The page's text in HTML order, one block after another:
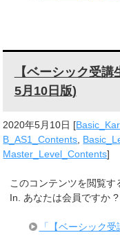
【ベーシック受
5月10日版)
2020年5月10日 [
B_AS1_Contents
Master_Level_Contents]
このコンテンツを閲覧
In. あなたは会員ですか
「【ベーシック